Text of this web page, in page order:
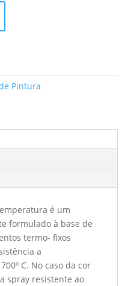
Pintura
é um
formulado à base de
termo- fixos
a
C. No caso da cor
spray resistente ao